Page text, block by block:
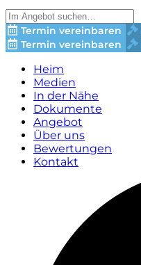
Termin vereinbaren
Termin vereinbaren
Heim
Medien
In der Nähe
Dokumente
Angebot
Über uns
Bewertungen
Kontakt